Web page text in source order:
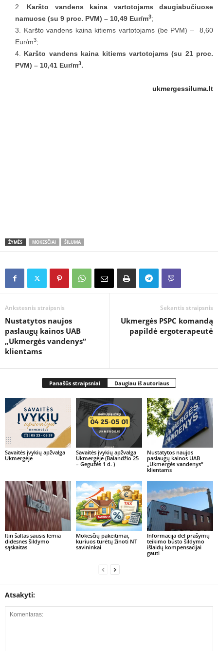
Karšto vandens kaina vartotojams daugiabučiuose
namuose (su 9 proc. PVM) – 10,49 Eur/m3;
Karšto vandens kaina kitiems vartotojams (be PVM) – 8,60
Eur/m3;
Karšto vandens kaina kitiems vartotojams (su 21 proc.
PVM) – 10,41 Eur/m3.
ukmergessiluma.lt
ŽYMĖS MOKESČIAI ŠILUMA
Ankstesnis straipsnis
Nustatytos naujos
paslaugų kainos UAB
„Ukmergės vandenys“
klientams
Sekantis straipsnis
Ukmergės PSPC komandą
papildė ergoterapeutė
Panašūs straipsniai Daugiau iš autoriaus
Savaitės įvykių apžvalga
Ukmergėje
Savaitės įvykių apžvalga
Ukmergėje (Balandžio 25
– Gegužės 1 d. )
Nustatytos naujos
paslaugų kainos UAB
„Ukmergės vandenys“
klientams
Itin šaltas sausis lemia
didesnes šildymo
sąskaitas
Mokesčių pakeitimai,
kuriuos turėtų žinoti NT
savininkai
Informacija dėl prašymų
teikimo būsto šildymo
išlaidų kompensacijai
gauti
Atsakyti: